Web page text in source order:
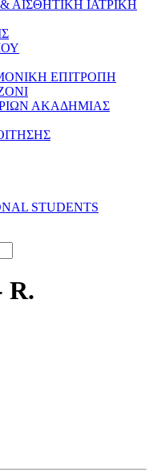
ΑΙΣΘΗΤΙΚΗ ΙΑΤΡΙΚΗ
ΕΠΙΤΡΟΠΗ
ΑΚΑΔΗΜΙΑΣ
STUDENTS
R.